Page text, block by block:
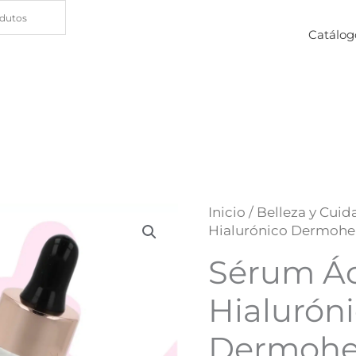
Inicio / Belleza y
Hialurónico
Sérum